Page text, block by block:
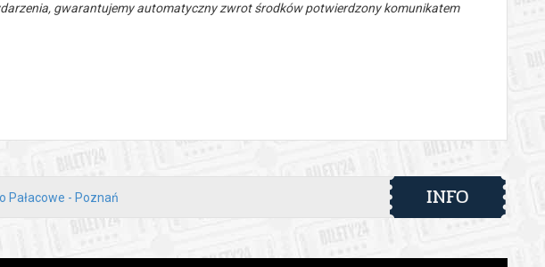
gwarantujemy automatyczny zwrot środków potwierdzony komunikatem
Pałacowe - Poznań INFO